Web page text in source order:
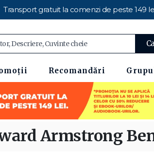
Transport gratuit la comenzi de peste 149
Recomandări
Armstrong